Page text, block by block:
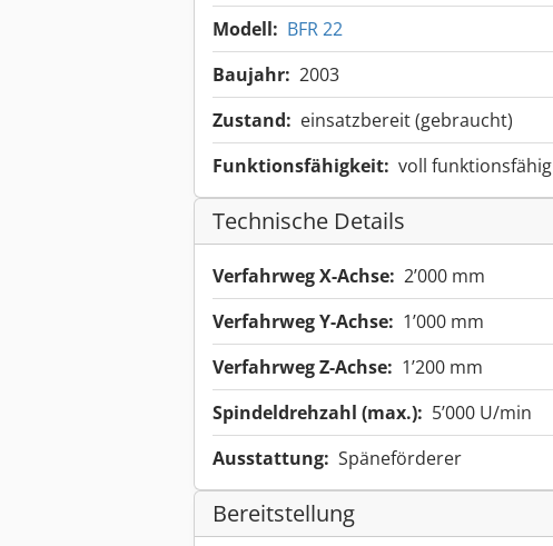
Modell: BFR 22
Baujahr: 2003
Zustand: einsatzbereit (gebraucht)
Funktionsfähigkeit: voll funktionsfähig
Technische Details
Verfahrweg X-Achse: 2’000 mm
Verfahrweg Y-Achse: 1’000 mm
Verfahrweg Z-Achse: 1’200 mm
Spindeldrehzahl (max.): 5’000 U/min
Ausstattung: Späneförderer
Bereitstellung